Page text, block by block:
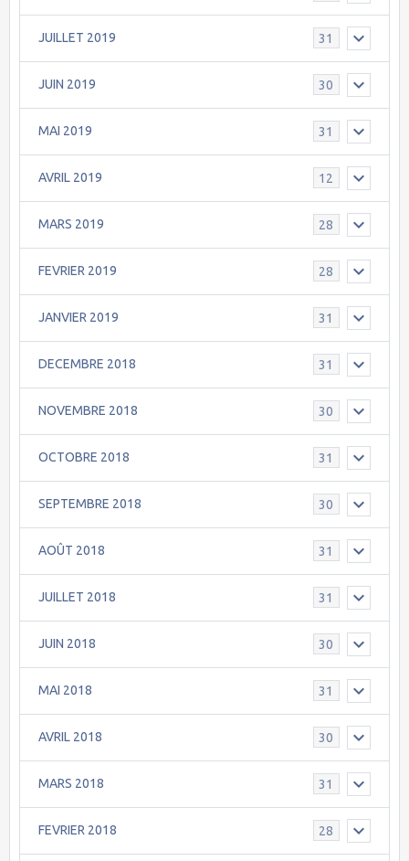
JUILLET 2019 31
JUIN 2019 30
MAI 2019 31
AVRIL 2019 12
MARS 2019 28
FEVRIER 2019 28
JANVIER 2019 31
DECEMBRE 2018 31
NOVEMBRE 2018 30
OCTOBRE 2018 31
SEPTEMBRE 2018 30
AOÛT 2018 31
JUILLET 2018 31
JUIN 2018 30
MAI 2018 31
AVRIL 2018 30
MARS 2018 31
FEVRIER 2018 28